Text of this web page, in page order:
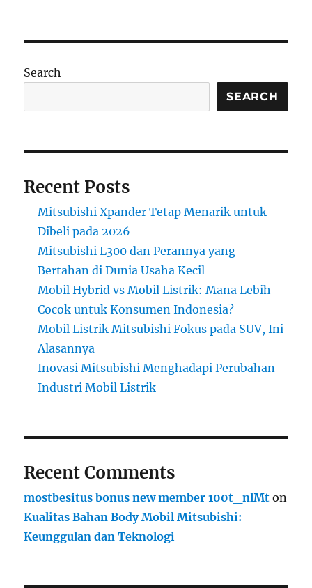
di
Mitsubishi
Search
SEARCH
Recent Posts
Mitsubishi Xpander Tetap Menarik untuk
Dibeli pada 2026
Mitsubishi L300 dan Perannya yang
Bertahan di Dunia Usaha Kecil
Mobil Hybrid vs Mobil Listrik: Mana Lebih
Cocok untuk Konsumen Indonesia?
Mobil Listrik Mitsubishi Fokus pada SUV, Ini
Alasannya
Inovasi Mitsubishi Menghadapi Perubahan
Industri Mobil Listrik
Recent Comments
mostbesitus bonus new member 100t_nlMt on
Kualitas Bahan Body Mobil Mitsubishi:
Keunggulan dan Teknologi